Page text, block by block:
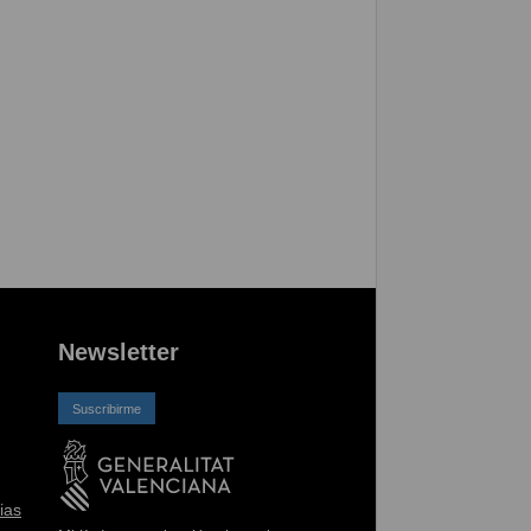
Newsletter
Suscribirme